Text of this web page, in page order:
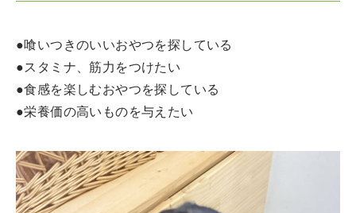
●喰いつきのいいおやつを探している
●スタミナ、筋力をつけたい
●食感を楽しむおやつを探している
●栄養価の高いものを与えたい